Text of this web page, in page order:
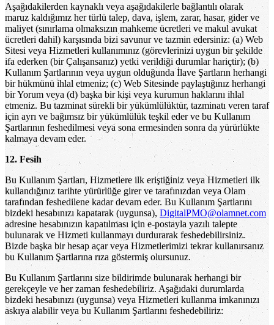
Aşağıdakilerden kaynaklı veya aşağıdakilerle bağlantılı olarak
maruz kaldığımız her türlü talep, dava, işlem, zarar, hasar, gider ve
maliyet (sınırlama olmaksızın mahkeme ücretleri ve makul avukat
ücretleri dahil) karşısında bizi savunur ve tazmin edersiniz: (a) Web
Sitesi veya Hizmetleri kullanımınız (görevlerinizi uygun bir şekilde
ifa ederken (bir Çalışansanız) yetki verildiği durumlar hariçtir); (b)
Kullanım Şartlarının veya uygun olduğunda İlave Şartların herhangi
bir hükmünü ihlal etmeniz; (c) Web Sitesinde paylaştığınız herhangi
bir Yorum veya (d) başka bir kişi veya kurumun haklarını ihlal
etmeniz. Bu tazminat sürekli bir yükümlülüktür, tazminatı veren taraf
için ayrı ve bağımsız bir yükümlülük teşkil eder ve bu Kullanım
Şartlarının feshedilmesi veya sona ermesinden sonra da yürürlükte
kalmaya devam eder.
12. Fesih
Bu Kullanım Şartları, Hizmetlere ilk eriştiğiniz veya Hizmetleri ilk
kullandığınız tarihte yürürlüğe girer ve tarafınızdan veya Olam
tarafından feshedilene kadar devam eder. Bu Kullanım Şartlarını
bizdeki hesabınızı kapatarak (uygunsa), DigitalPMO@olamnet.com
adresine hesabınızın kapatılması için e-postayla yazılı talepte
bulunarak ve Hizmeti kullanmayı durdurarak feshedebilirsiniz.
Bizde başka bir hesap açar veya Hizmetlerimizi tekrar kullanırsanız
bu Kullanım Şartlarına rıza göstermiş olursunuz.
Bu Kullanım Şartlarını size bildirimde bulunarak herhangi bir
gerekçeyle ve her zaman feshedebiliriz. Aşağıdaki durumlarda
bizdeki hesabınızı (uygunsa) veya Hizmetleri kullanma imkanınızı
askıya alabilir veya bu Kullanım Şartlarını feshedebiliriz: